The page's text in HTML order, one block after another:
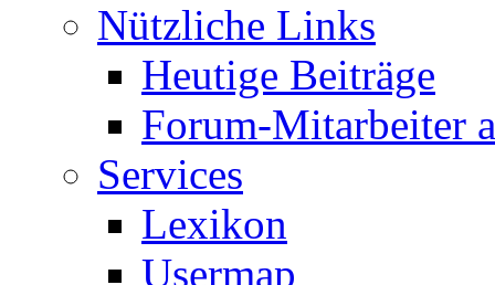
Nützliche Links
Heutige Beiträge
Forum-Mitarbeiter
Services
Lexikon
Usermap